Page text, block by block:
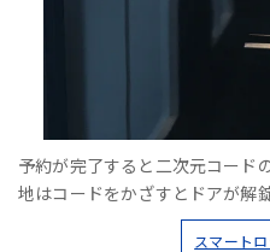
予約が完了すると二次元コード
地はコードをかざすとドアが解錠
スマート